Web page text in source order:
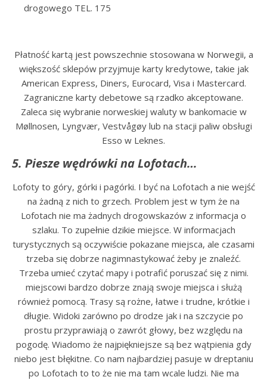
drogowego TEL. 175
Płatność kartą jest powszechnie stosowana w Norwegii, a
większość sklepów przyjmuje karty kredytowe, takie jak
American Express, Diners, Eurocard, Visa i Mastercard.
Zagraniczne karty debetowe są rzadko akceptowane.
Zaleca się wybranie norweskiej waluty w bankomacie w
Møllnosen, Lyngvær, Vestvågøy lub na stacji paliw obsługi
Esso w Leknes.
5. Piesze wędrówki na Lofotach…
Lofoty to góry, górki i pagórki. I być na Lofotach a nie wejść
na żadną z nich to grzech. Problem jest w tym że na
Lofotach nie ma żadnych drogowskazów z informacja o
szlaku. To zupełnie dzikie miejsce. W informacjach
turystycznych są oczywiście pokazane miejsca, ale czasami
trzeba się dobrze nagimnastykować żeby je znaleźć.
Trzeba umieć czytać mapy i potrafić poruszać się z nimi.
miejscowi bardzo dobrze znają swoje miejsca i służą
również pomocą. Trasy są rożne, łatwe i trudne, krótkie i
długie. Widoki zarówno po drodze jak i na szczycie po
prostu przyprawiają o zawrót głowy, bez względu na
pogodę. Wiadomo że najpiękniejsze są bez wątpienia gdy
niebo jest błękitne. Co nam najbardziej pasuje w dreptaniu
po Lofotach to to że nie ma tam wcale ludzi. Nie ma